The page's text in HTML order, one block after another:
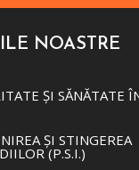
NOASTRE
ȘI SĂNĂTATE
ȘI STINGEREA
(P.S.I.)